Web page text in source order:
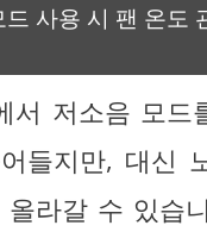
사용 시 팬 온도
서 저소음 모드
들지만, 대신
올라갈 수 있습